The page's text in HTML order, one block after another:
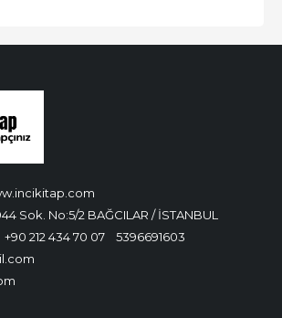
Sok. No:5/2 BAĞCILAR / İSTANBUL
+90 212 434 70 07
5396691603